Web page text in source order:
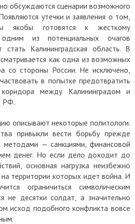
обсуждаются сценарии возможного
утечки и заявления о том,
якобы готовятся к жесткому
из потенциальных очагов
стать Калининградская область. В
как одна из возможных
со стороны России. Не исключено,
в попытке предотвратить
коридора между Калининградом и
РФ.
описывают некоторые политологи.
привыкли вести борьбу прежде
методами — санкциями, финансовой
денег. Но если дело доходит до
основная нагрузка неизбежно
территории которых идет война. И
ограничиться символическим
не десятки солдат, а значительно
исход подобного конфликта вовсе